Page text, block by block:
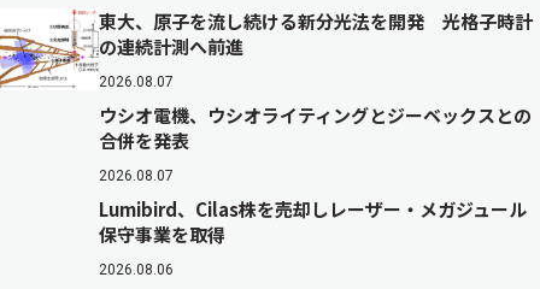
東大、原子を流し続ける新分光法を開発 光格子時計
の連続計測へ前進
2026.08.07
ウシオ電機、ウシオライティングとジーベックスとの
合併を発表
2026.08.07
Lumibird、Cilas株を売却しレーザー・メガジュール
保守事業を取得
2026.08.06